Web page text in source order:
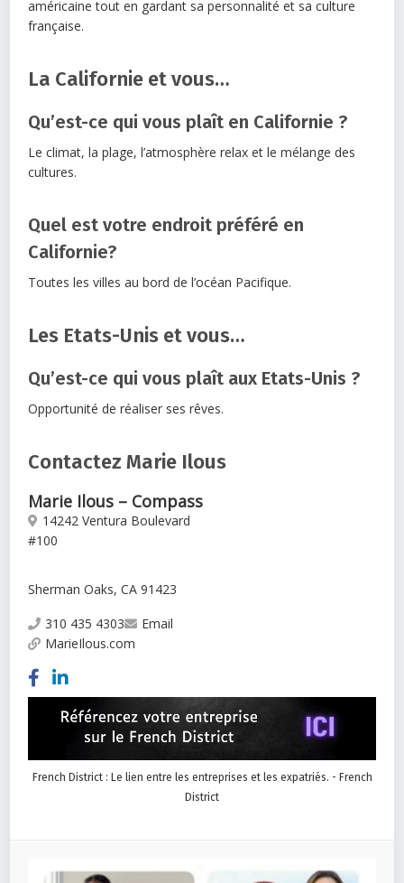
américaine tout en gardant sa personnalité et sa culture
française.
La Californie et vous…
Qu’est-ce qui vous plaît en Californie ?
Le climat, la plage, l’atmosphère relax et le mélange des
cultures.
Quel est votre endroit préféré en
Californie?
Toutes les villes au bord de l’océan Pacifique.
Les Etats-Unis et vous…
Qu’est-ce qui vous plaît aux Etats-Unis ?
Opportunité de réaliser ses rêves.
Contactez Marie Ilous
Marie Ilous – Compass
14242 Ventura Boulevard
#100
Sherman Oaks, CA 91423
310 435 4303
Email
MarieIlous.com
French District : Le lien entre les entreprises et les expatriés. - French
District